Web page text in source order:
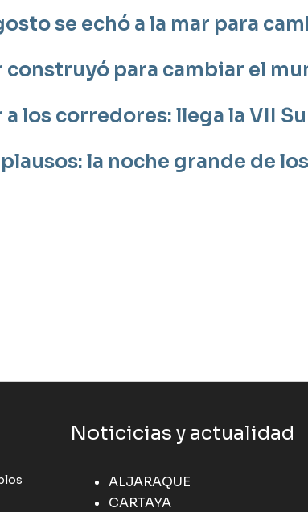
se echó a la mar para
construyó para cambiar el
a los corredores: llega la VII
la noche grande de
Noticicias y actualidad
ALJARAQUE
CARTAYA